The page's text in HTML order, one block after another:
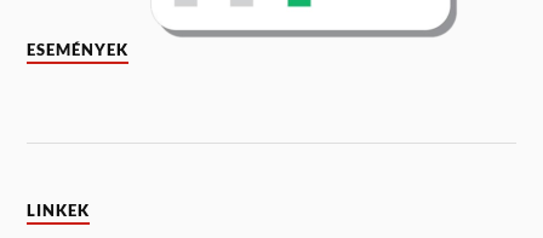
ESEMÉNYEK
LINKEK